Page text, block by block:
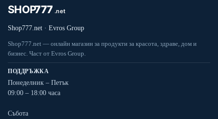
Shop777.net · Evros Group
Shop777.net — онлайн магазин за продукти за красота, здраве, дом и
бизнес. Част от Evros Group.
ПОДДРЪЖКА
Понеделник – Петък
09:00 – 18:00 часа
Събота